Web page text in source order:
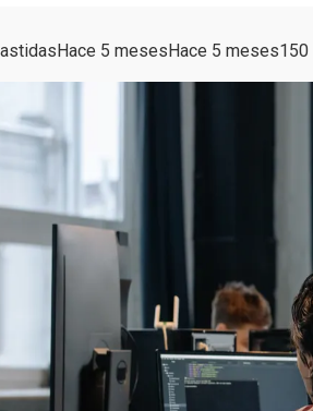
Hace 5 meses Hace 5 meses150